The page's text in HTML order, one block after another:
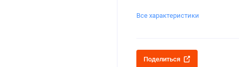
Все характеристики
Поделиться